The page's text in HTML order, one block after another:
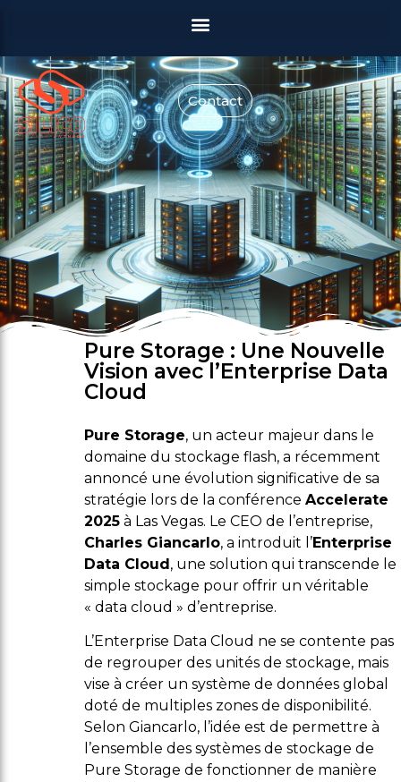
Contact
Pure Storage : Une Nouvelle
Vision avec l’Enterprise Data
Cloud
Pure Storage, un acteur majeur dans le
domaine du stockage flash, a récemment
annoncé une évolution significative de sa
stratégie lors de la conférence Accelerate
2025 à Las Vegas. Le CEO de l’entreprise,
Charles Giancarlo, a introduit l’Enterprise
Data Cloud, une solution qui transcende le
simple stockage pour offrir un véritable
« data cloud » d’entreprise.
L’Enterprise Data Cloud ne se contente pas
de regrouper des unités de stockage, mais
vise à créer un système de données global
doté de multiples zones de disponibilité.
Selon Giancarlo, l’idée est de permettre à
l’ensemble des systèmes de stockage de
Pure Storage de fonctionner de manière